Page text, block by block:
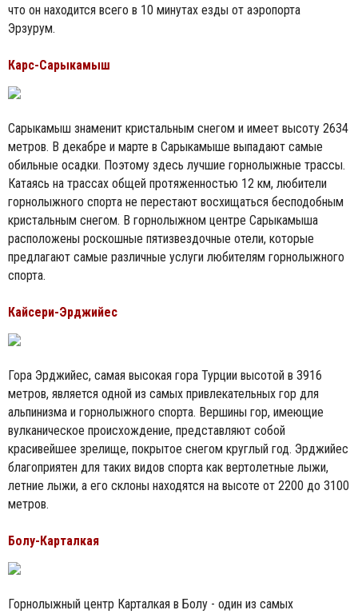
что он находится всего в 10 минутах езды от аэропорта
Эрзурум.
Карс-Сарыкамыш
Сарыкамыш знаменит кристальным снегом и имеет высоту 2634
метров. В декабре и марте в Сарыкамыше выпадают самые
обильные осадки. Поэтому здесь лучшие горнолыжные трассы.
Катаясь на трассах общей протяженностью 12 км, любители
горнолыжного спорта не перестают восхищаться бесподобным
кристальным снегом. В горнолыжном центре Сарыкамыша
расположены роскошные пятизвездочные отели, которые
предлагают самые различные услуги любителям горнолыжного
спорта.
Кайсери-Эрджийес
Гора Эрджийес, самая высокая гора Турции высотой в 3916
метров, является одной из самых привлекательных гор для
альпинизма и горнолыжного спорта. Вершины гор, имеющие
вулканическое происхождение, представляют собой
красивейшее зрелище, покрытое снегом круглый год. Эрджийес
благоприятен для таких видов спорта как вертолетные лыжи,
летние лыжи, а его склоны находятся на высоте от 2200 до 3100
метров.
Болу-Карталкая
Горнолыжный центр Карталкая в Болу - один из самых